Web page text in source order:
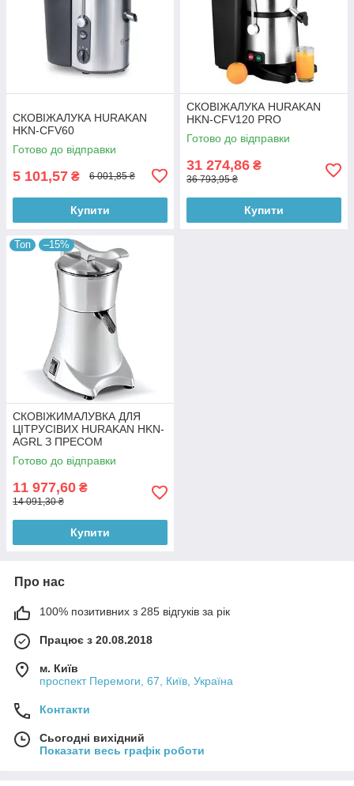
СКОВІЖАЛУКА HURAKAN
HKN-CFV60
Готово до відправки
5 101,57 ₴ 6 001,85 ₴
Купити
СКОВІЖАЛУКА HURAKAN
HKN-CFV120 PRO
Готово до відправки
31 274,86 ₴
36 793,95 ₴
Купити
Топ –15%
СКОВІЖИМАЛУВКА ДЛЯ
ЦІТРУСІВИХ HURAKAN HKN-
AGRL З ПРЕСОМ
Готово до відправки
11 977,60 ₴
14 091,30 ₴
Купити
Про нас
100% позитивних з 285 відгуків за рік
Працює з 20.08.2018
м. Київ
проспект Перемоги, 67, Київ, Україна
Контакти
Сьогодні вихідний
Показати весь графік роботи